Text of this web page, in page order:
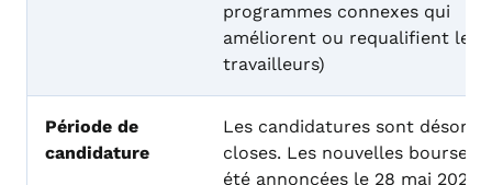
programmes connexes qui
améliorent ou requalifient les
travailleurs)
Période de
candidature
Les candidatures sont
closes. Les nouvelles bourses
été annoncées le 28 mai 2025.